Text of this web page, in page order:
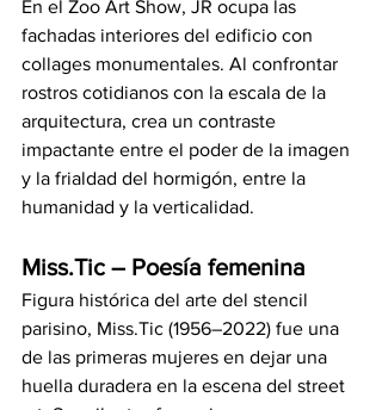
En el Zoo Art Show, JR ocupa las
fachadas interiores del edificio con
collages monumentales. Al confrontar
rostros cotidianos con la escala de la
arquitectura, crea un contraste
impactante entre el poder de la imagen
y la frialdad del hormigón, entre la
humanidad y la verticalidad.
Miss.Tic – Poesía femenina
Figura histórica del arte del stencil
parisino, Miss.Tic (1956–2022) fue una
de las primeras mujeres en dejar una
huella duradera en la escena del street